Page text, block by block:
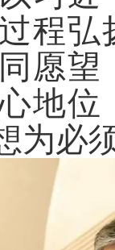
程
愿
地
为必